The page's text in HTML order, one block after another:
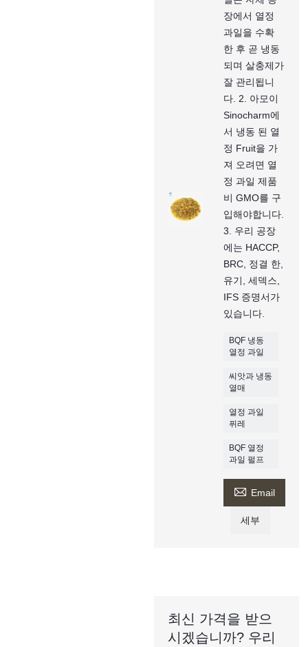
장에서 열정
과일을 수확
한 후 곧 냉동
되며 살충제가
잘 관리됩니
다. 2. 아모이
Sinocharm에
서 냉동 된 열
정 Fruit을 가
져 오려면 열
정 과일 제품
비 GMO를 구
입해야합니다.
3. 우리 공장
에는 HACCP,
BRC, 정결 한,
유기, 세덱스,
IFS 증명서가
있습니다.
BQF 냉동
열정 과일
씨앗과 냉동
열매
열정 과일
퓌레
BQF 열정
과일 펄프
 Email
세부
최신 가격을 받으
시겠습니까? 우리